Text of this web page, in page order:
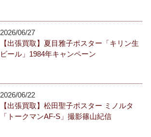
2026/06/27
【出張買取】夏目雅子ポスター「キリン生
ビール」1984年キャンペーン
2026/06/22
【出張買取】松田聖子ポスター ミノルタ
「トークマンAF-S」撮影篠山紀信